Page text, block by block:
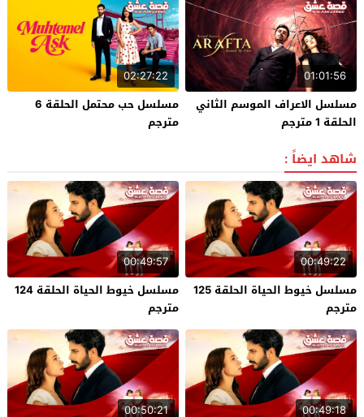
01:01:56
مسلسل الاعراف الموسم الثاني
الحلقة 1 مترجم
02:27:22
مسلسل حب محتمل الحلقة 6
مترجم
شاهد ايضاً :
00:49:22
مسلسل خيوط الحياة الحلقة 125
مترجم
00:49:57
مسلسل خيوط الحياة الحلقة 124
مترجم
00:49:18
00:50:21